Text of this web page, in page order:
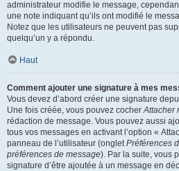
administrateur modifie le message,
une note indiquant qu’ils ont modifié le
Notez que les utilisateurs ne peuvent pas
quelqu’un y a répondu.
Haut
Comment ajouter une signature à mes
Vous devez d’abord créer une signature
Une fois créée, vous pouvez cocherAttacher
rédaction de message. Vous pouvez aussi
tous vos messages en activant l’option «
panneau de l’utilisateur (ongletPréférences
préférences de message). Par la suite, vous
signature d’être ajoutée à un message en